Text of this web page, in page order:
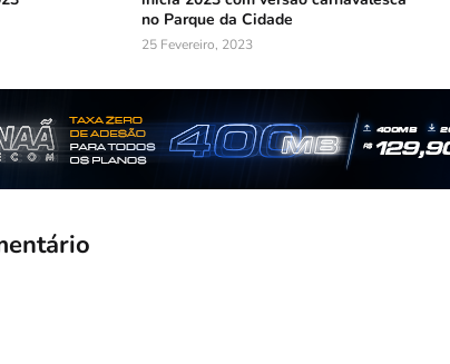
no Parque da Cidade
25 Fevereiro, 2023